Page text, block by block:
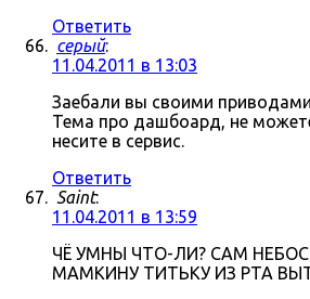
Ответить
серый:
11.04.2011 в 13:03
Заебали вы своими
Тема про дашбоард, не
несите в сервис.
Ответить
Saint:
11.04.2011 в 13:59
ЧЁ УМНЫ ЧТО-ЛИ? САМ
МАМКИНУ ТИТЬКУ ИЗ РТА